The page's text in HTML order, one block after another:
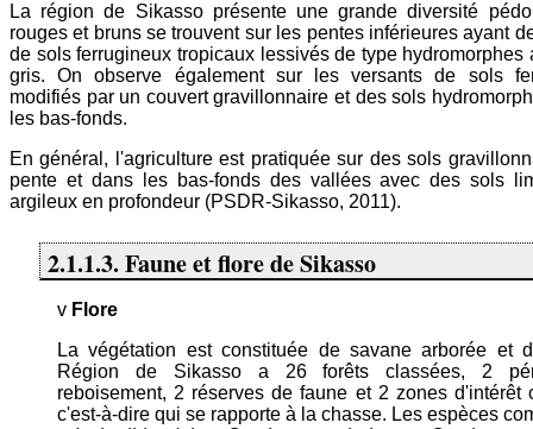
La région de Sikasso présente une grande diversité
rouges et bruns se trouvent sur les pentes inférieures ayant
de sols ferrugineux tropicaux lessivés de type hydromorphes
gris. On observe également sur les versants de sols
modifiés par un couvert gravillonnaire et des sols
les bas-fonds.
En général, l'agriculture est pratiquée sur des sols
pente et dans les bas-fonds des vallées avec des sols
argileux en profondeur (PSDR-Sikasso, 2011).
2.1.1.3. Faune et flore de Sikasso
v Flore
La végétation est constituée de savane arborée et
Région de Sikasso a 26 forêts classées, 2
reboisement, 2 réserves de faune et 2 zones d'intérêt
c'est-à-dire qui se rapporte à la chasse. Les espèces